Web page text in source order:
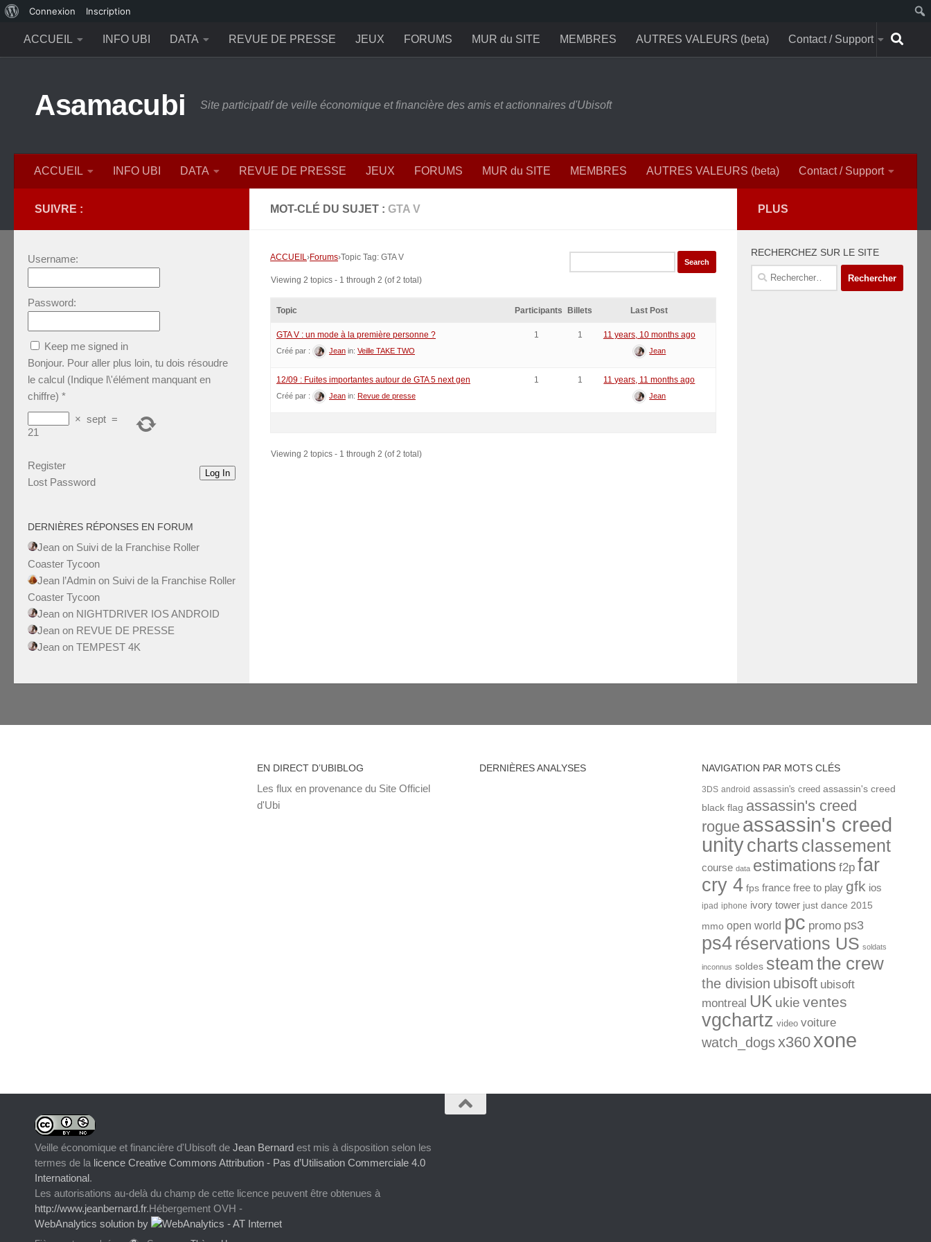
propos
de
Connexion Inscription
ACCUEIL
INFO UBI DATA REVUE DE PRESSE JEUX FORUMS MUR du SITE MEMBRES AUTRES VALEURS (beta) Contact / Support
Asamacubi Site participatif de veille économique et financière des amis et actionnaires d'Ubisoft
ACCUEIL INFO UBI DATA REVUE DE PRESSE JEUX FORUMS MUR du SITE MEMBRES AUTRES VALEURS (beta) Contact / Support
MOT-CLÉ DU SUJET : GTA V
ACCUEIL›Forums›Topic Tag: GTA V
Viewing 2 topics - 1 through 2 (of 2 total)
Topic Participants Billets Last Post
GTA V : un mode à la première personne ?
Créé par : Jean in: Veille TAKE TWO
1 1 11 years, 10 months ago
Jean
12/09 : Fuites importantes autour de GTA 5 next gen
Créé par : Jean in: Revue de presse
1 1 11 years, 11 months ago
Jean
Viewing 2 topics - 1 through 2 (of 2 total)
SUIVRE :
Username:
Password:
Keep me signed in
Bonjour. Pour aller plus loin, tu dois résoudre
le calcul (Indique l\'élément manquant en
chiffre) *
× sept =
21
Log In
Register
Lost Password
DERNIÈRES RÉPONSES EN FORUM
Jean on Suivi de la Franchise Roller
Coaster Tycoon
Jean l’Admin on Suivi de la Franchise Roller
Coaster Tycoon
Jean on NIGHTDRIVER IOS ANDROID
Jean on REVUE DE PRESSE
Jean on TEMPEST 4K
PLUS
RECHERCHEZ SUR LE SITE
Rechercher :
EN DIRECT D’UBIBLOG
Les flux en provenance du Site Officiel
d'Ubi
DERNIÈRES ANALYSES NAVIGATION PAR MOTS CLÉS
3DS android assassin's creed assassin's creed
black flag assassin's creed
rogue assassin's creed
unitycharts classement
course data estimations f2p far
cry 4 fps france free to play gfk ios
ipad iphone ivory tower just dance 2015
mmo open world pc promo ps3
ps4réservations US soldats
inconnus soldes steamthe crew
the division ubisoft ubisoft
montreal UK ukie ventes
vgchartz video voiture
watch_dogsx360 xone
Veille économique et financière d'Ubisoft de Jean Bernard est mis à disposition selon les
termes de la licence Creative Commons Attribution - Pas d’Utilisation Commerciale 4.0
International.
Les autorisations au-delà du champ de cette licence peuvent être obtenues à
http://www.jeanbernard.fr.Hébergement OVH -
WebAnalytics solution by